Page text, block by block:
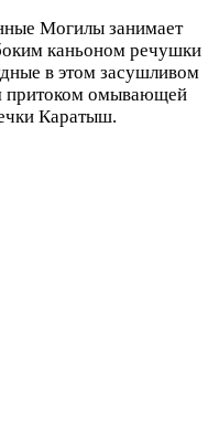
Могилы занимает
каньоном речушки
в этом засушливом
притоком омывающей
Каратыш.